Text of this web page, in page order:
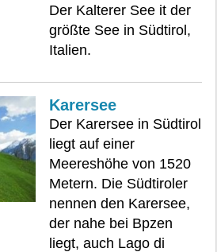
Der Kalterer See it der
größte See in Südtirol,
Italien.
Karersee
Der Karersee in Südtirol
liegt auf einer
Meereshöhe von 1520
Metern. Die Südtiroler
nennen den Karersee,
der nahe bei Bpzen
liegt, auch Lago di